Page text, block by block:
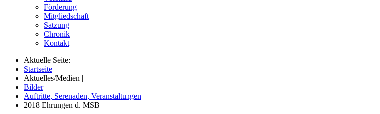
Förderung
Mitgliedschaft
Satzung
Chronik
Kontakt
Aktuelle Seite:
Startseite |
Aktuelles/Medien |
Bilder |
Auftritte, Serenaden, Veranstaltungen |
2018 Ehrungen d. MSB